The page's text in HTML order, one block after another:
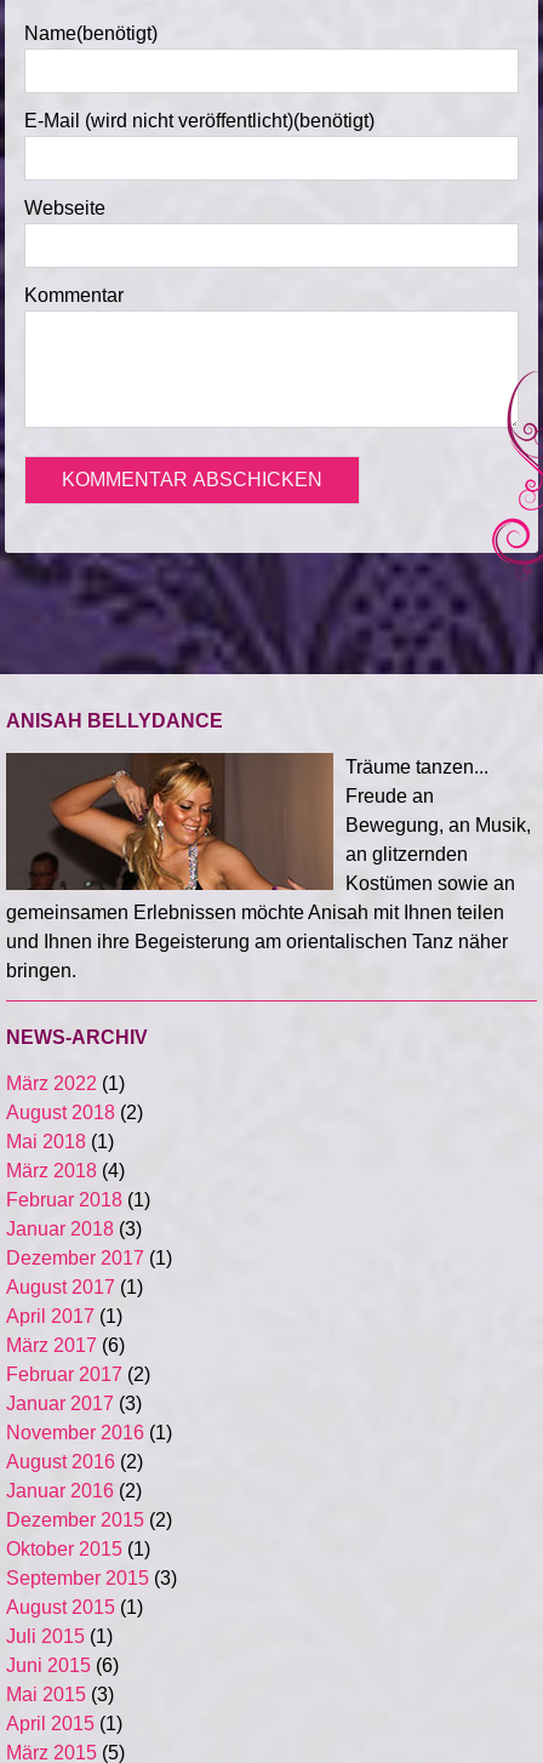
Name(benötigt)
E-Mail (wird nicht veröffentlicht)(benötigt)
Webseite
Kommentar
ANISAH BELLYDANCE
Träume tanzen...
Freude an
Bewegung, an Musik,
an glitzernden
Kostümen sowie an
gemeinsamen Erlebnissen möchte Anisah mit Ihnen teilen
und Ihnen ihre Begeisterung am orientalischen Tanz näher
bringen.
NEWS-ARCHIV
März 2022 (1)
August 2018 (2)
Mai 2018 (1)
März 2018 (4)
Februar 2018 (1)
Januar 2018 (3)
Dezember 2017 (1)
August 2017 (1)
April 2017 (1)
März 2017 (6)
Februar 2017 (2)
Januar 2017 (3)
November 2016 (1)
August 2016 (2)
Januar 2016 (2)
Dezember 2015 (2)
Oktober 2015 (1)
September 2015 (3)
August 2015 (1)
Juli 2015 (1)
Juni 2015 (6)
Mai 2015 (3)
April 2015 (1)
März 2015 (5)